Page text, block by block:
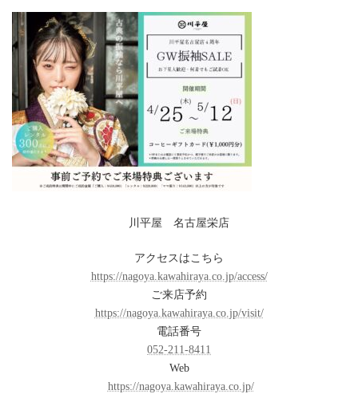
新
日
時
:
川平屋 名古屋栄店
アクセスはこちら
https://nagoya.kawahiraya.co.jp/access/
ご来店予約
https://nagoya.kawahiraya.co.jp/visit/
電話番号
052-211-8411
Web
https://nagoya.kawahiraya.co.jp/